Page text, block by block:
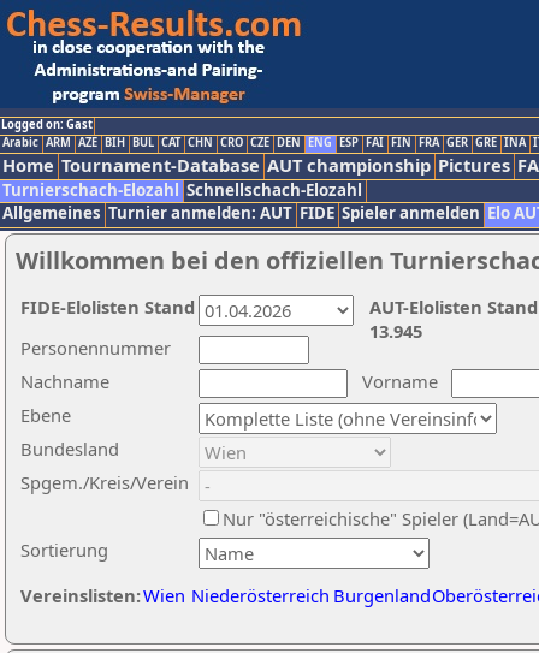
Logged on: Gast
Arabic ARM AZE BIH BUL CAT CHN CRO CZE DEN ENG ESP FAI FIN FRA GER GRE INA
Home Tournament-Database AUT championship Pictures
Turnierschach-Elozahl Schnellschach-Elozahl
Allgemeines Turnier anmelden: AUT FIDE Spieler anmelden Elo
Willkommen bei den offiziellen
Nachname
Vorname
Ebene
Sortierung
Personennummer
Bundesland
Spgem./Kreis/Verein
Nur "österreichische" Spieler
Vereinslisten:Wien Niederösterreich Burgenland
AUT-Elolisten
13.945
FIDE-Elolisten Stand